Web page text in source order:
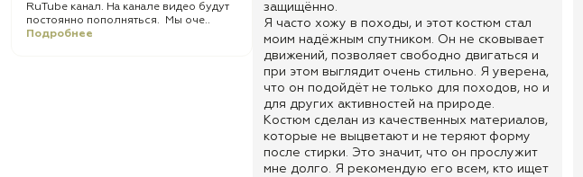
RuTube канал. На канале видео будут
постоянно пополняться. Мы оче..
Подробнее
защищённо.
Я часто хожу в походы, и этот костюм стал
моим надёжным спутником. Он не сковывает
движений, позволяет свободно двигаться и
при этом выглядит очень стильно. Я уверена,
что он подойдёт не только для походов, но и
для других активностей на природе.
Костюм сделан из качественных материалов,
которые не выцветают и не теряют форму
после стирки. Это значит, что он прослужит
мне долго. Я рекомендую его всем, кто ищет